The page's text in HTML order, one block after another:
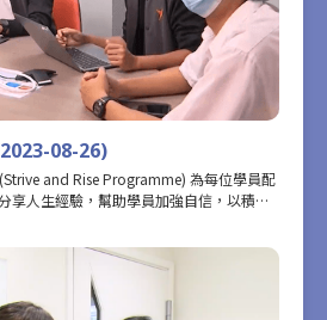
08-26)
(Strive and Rise Programme) 為每位學員配
享人生經驗，幫助學員加強自信，以積極
分學員和友師的相處點滴。這一集記錄了
肇豐Howard，與他的學員戴焯賢在參加
計劃為學員和友師帶來的豐富經歷和得